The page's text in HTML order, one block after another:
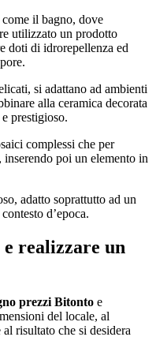
come il bagno, dove
utilizzato un prodotto
doti di idrorepellenza ed
si adattano ad ambienti
alla ceramica decorata
prestigioso.
complessi che per
poi un elemento in
adatto soprattutto ad un
d’epoca.
realizzare un
prezzi Bitonto e
del locale, al
risultato che si desidera